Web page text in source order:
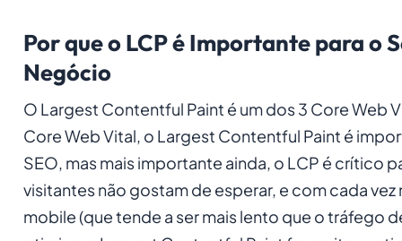
Por que o LCP é Importante para o
Negócio
O Largest Contentful Paint é um dos 3 Core Web
Core Web Vital, o Largest Contentful Paint é
SEO, mas mais importante ainda, o LCP é crítico
visitantes não gostam de esperar, e com cada
mobile (que tende a ser mais lento que o tráfego